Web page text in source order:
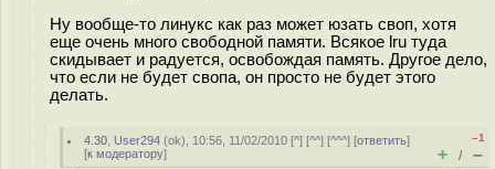
Ну вообще-то линукс как раз может юзать своп, хотя
еще очень много свободной памяти. Всякое lru туда
скидывает и радуется, освобождая память. Другое дело,
что если не будет свопа, он просто не будет этого
делать.
4.30 User294 (ok), 10:56, 11/02/2010 [^] [^^] [^^^] [ответить]
[к модератору]
–1
+ / –